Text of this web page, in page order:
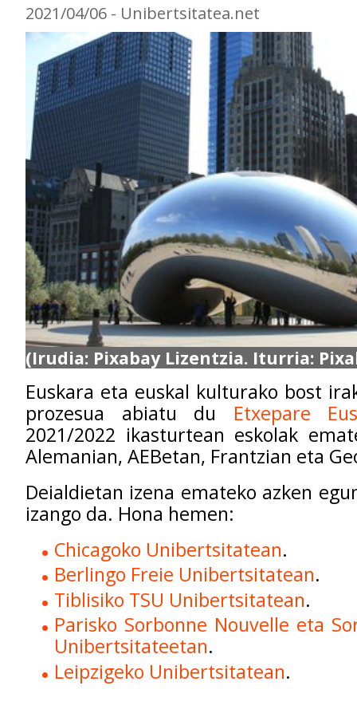
2021/04/06 - Unibertsitatea.net
(Irudia: Pixabay Lizentzia. Iturria:
Euskara eta euskal kulturako bost
prozesua abiatu du Etxepare
2021/2022 ikasturtean eskolak
Alemanian, AEBetan, Frantzian eta
Deialdietan izena emateko azken
izango da. Hona hemen:
Chicagoko Unibertsitatean.
Berlingo Freie Unibertsitatean.
Tiblisiko TSU Unibertsitatean.
Parisko Sorbonne Nouvelle eta
Unibertsitateetan.
Leipzigeko Unibertsitatean.